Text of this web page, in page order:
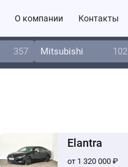
О компании Контакты
357 Mitsubishi 102
Elantra
от 1 320 000 ₽